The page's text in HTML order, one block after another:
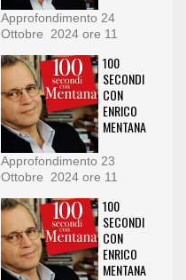
Approfondimento 24
Ottobre 2024 ore 11
100
SECONDI
CON
ENRICO
MENTANA
Approfondimento 23
Ottobre 2024 ore 11
100
SECONDI
CON
ENRICO
MENTANA